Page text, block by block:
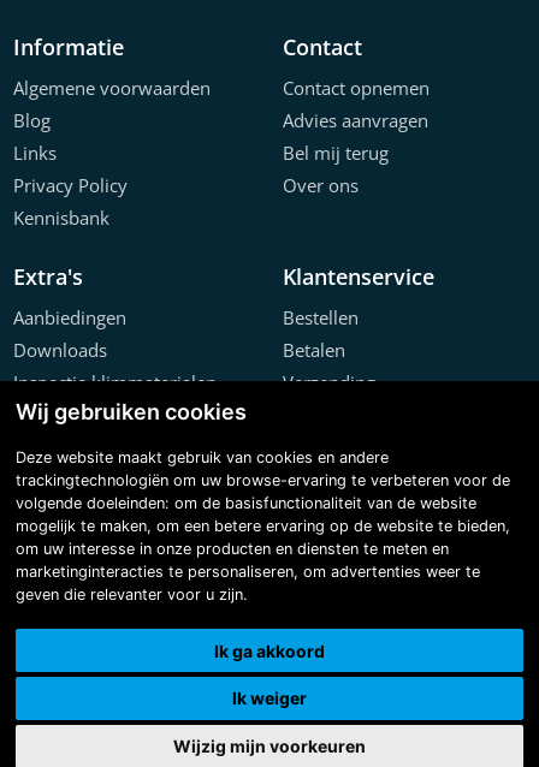
Informatie
Algemene voorwaarden
Blog
Links
Privacy Policy
Kennisbank
Contact
Contact opnemen
Advies aanvragen
Bel mij terug
Over ons
Extra's
Aanbiedingen
Downloads
Inspectie klimmaterialen
Offerte configurator
Projecten
Klantenservice
Bestellen
Betalen
Verzending
Klachten
| Powered byBO Creator DXP®
3D tour
Wij gebruiken cookies
Deze website maakt gebruik van cookies en andere
trackingtechnologiën om uw browse-ervaring te verbeteren voor de
volgende doeleinden: om de basisfunctionaliteit van de website
mogelijk te maken, om een betere ervaring op de website te bieden,
om uw interesse in onze producten en diensten te meten en
marketinginteracties te personaliseren, om advertenties weer te
geven die relevanter voor u zijn.
Ik ga akkoord
Ik weiger
Wijzig mijn voorkeuren